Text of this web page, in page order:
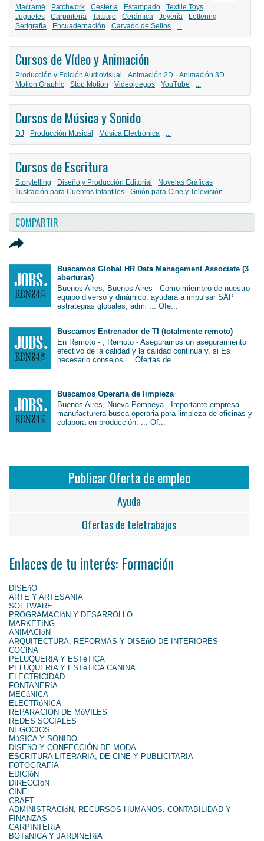
Macramé
Patchwork Cestería Estampado
Textile Toys
Juguetes
Carpintería Tatuaje Cerámica Joyería
Lettering
Serigrafía
Encuadernación Carvado de Sellos ...
Cursos de Vídeo y Animación
Producción y Edición Audiovisual Animación 2D
Animación 3D
Motion Graphic
Stop Motion Videojuegos YouTube ...
Cursos de Música y Sonido
DJ Producción Musical Música Electrónica ...
Cursos de Escritura
Storytelling Diseño y Producción Editorial
Novelas Gráficas
Ilustración para Cuentos Infantiles
Guión para Cine y Televisión ...
COMPARTIR
Buscamos Global HR Data Management Associate (3
aberturas)
Buenos Aires, Buenos Aires - Como miembro de nuestro
equipo diverso y dinámico, ayudará a impulsar SAP
estrategias globales, admi ... Ofe...
Buscamos Entrenador de TI (totalmente remoto)
En Remoto - , Remoto - Aseguramos un aseguramiento
efectivo de la calidad y la calidad continua y, si Es
necesario consejos ... Ofertas de...
Buscamos Operaria de limpieza
Buenos Aires, Nueva Pompeya - Importante empresa
manufacturera busca operaria para limpieza de oficinas y
colabora en producción. ... Of...
Publicar Oferta de empleo
Ayuda
Ofertas de teletrabajos
Enlaces de tu interés: Formación
DISEñO
ARTE Y ARTESANíA
SOFTWARE
PROGRAMACIóN Y DESARROLLO
MARKETING
ANIMACIóN
ARQUITECTURA, REFORMAS Y DISEñO DE INTERIORES
COCINA
PELUQUERíA Y ESTéTICA
PELUQUERíA Y ESTéTICA CANINA
ELECTRICIDAD
FONTANERíA
MECáNICA
ELECTRóNICA
REPARACIÓN DE MóVILES
REDES SOCIALES
NEGOCIOS
MúSICA Y SONIDO
DISEñO Y CONFECCIÓN DE MODA
ESCRITURA LITERARIA, DE CINE Y PUBLICITARIA
FOTOGRAFíA
EDICIóN
DIRECCIóN
CINE
CRAFT
ADMINISTRACIóN, RECURSOS HUMANOS, CONTABILIDAD Y
FINANZAS
CARPINTERíA
BOTáNICA Y JARDINERíA